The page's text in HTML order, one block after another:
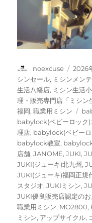
投
稿
者
noexcuse
投
稿
日:
2026
シンセール, ミシンメン
生活八幡店, ミシン生活
理・販売専門店「ミシン
福岡,職業用ミシン
タ
グ
babylock(ベビーロック)
理店, babylock(ベビーロ
babylock教室,
店舗,JANOME,JUKI,
JUKI(ジューキ)北九州 ,
JUKI(ジューキ)福岡正規
スタジオ,JUKIミシン,
JUKI優良販売店認定の
職業用ミシン, MO2800,
ミシン, アップサイクル,